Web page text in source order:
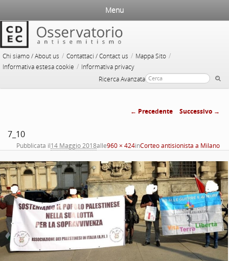
Chi siamo / About us / Contattaci / Contact us / Mappa Sito /
Informativa estesa cookie / Informativa privacy
Ricerca Avanzata
Menu
immagini
← Precedente Successivo →
7_10
Pubblicata il14 Maggio 2018alle960 × 424inCorteo antisionista a Milano